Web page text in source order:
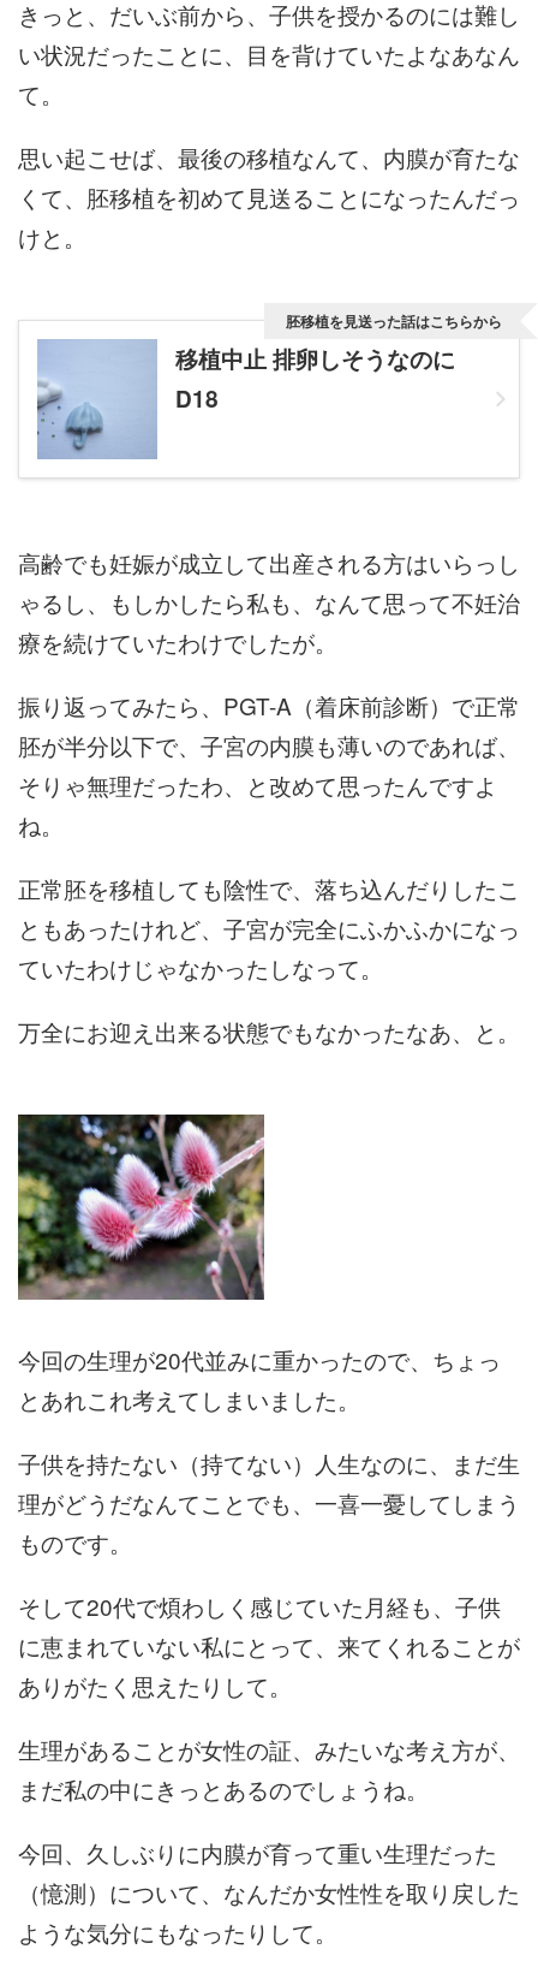
きっと、だいぶ前から、子供を授かるのには難し
い状況だったことに、目を背けていたよなあなん
て。
思い起こせば、最後の移植なんて、内膜が育たな
くて、胚移植を初めて見送ることになったんだっ
けと。
移植中止 排卵しそうなのに
D18
胚移植を見送った話はこちらから
高齢でも妊娠が成立して出産される方はいらっし
ゃるし、もしかしたら私も、なんて思って不妊治
療を続けていたわけでしたが。
振り返ってみたら、PGT-A（着床前診断）で正常
胚が半分以下で、子宮の内膜も薄いのであれば、
そりゃ無理だったわ、と改めて思ったんですよ
ね。
正常胚を移植しても陰性で、落ち込んだりしたこ
ともあったけれど、子宮が完全にふかふかになっ
ていたわけじゃなかったしなって。
万全にお迎え出来る状態でもなかったなあ、と。
今回の生理が20代並みに重かったので、ちょっ
とあれこれ考えてしまいました。
子供を持たない（持てない）人生なのに、まだ生
理がどうだなんてことでも、一喜一憂してしまう
ものです。
そして20代で煩わしく感じていた月経も、子供
に恵まれていない私にとって、来てくれることが
ありがたく思えたりして。
生理があることが女性の証、みたいな考え方が、
まだ私の中にきっとあるのでしょうね。
今回、久しぶりに内膜が育って重い生理だった
（憶測）について、なんだか女性性を取り戻した
ような気分にもなったりして。